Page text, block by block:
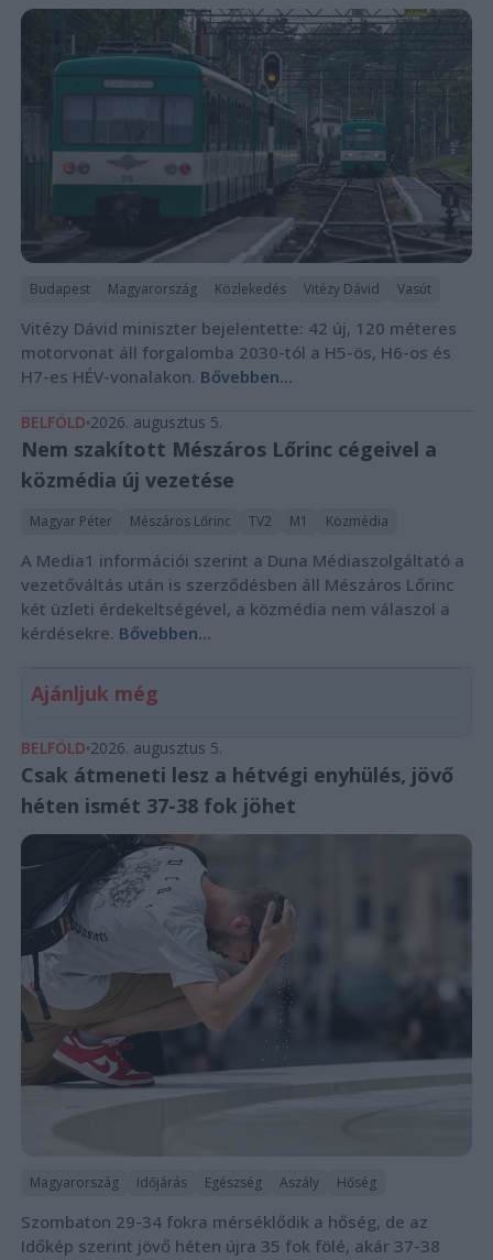
Budapest Magyarország Közlekedés Vitézy Dávid Vasút
Vitézy Dávid miniszter bejelentette: 42 új, 120 méteres
motorvonat áll forgalomba 2030-tól a H5-ös, H6-os és
H7-es HÉV-vonalakon. Bővebben...
BELFÖLD 2026. augusztus 5.
Nem szakított Mészáros Lőrinc cégeivel a
közmédia új vezetése
Magyar Péter Mészáros Lőrinc TV2 M1 Közmédia
A Media1 információi szerint a Duna Médiaszolgáltató a
vezetőváltás után is szerződésben áll Mészáros Lőrinc
két üzleti érdekeltségével, a közmédia nem válaszol a
kérdésekre. Bővebben...
Ajánljuk még
BELFÖLD 2026. augusztus 5.
Csak átmeneti lesz a hétvégi enyhülés, jövő
héten ismét 37-38 fok jöhet
Magyarország Időjárás Egészség Aszály Hőség
Szombaton 29-34 fokra mérséklődik a hőség, de az
Időkép szerint jövő héten újra 35 fok fölé, akár 37-38